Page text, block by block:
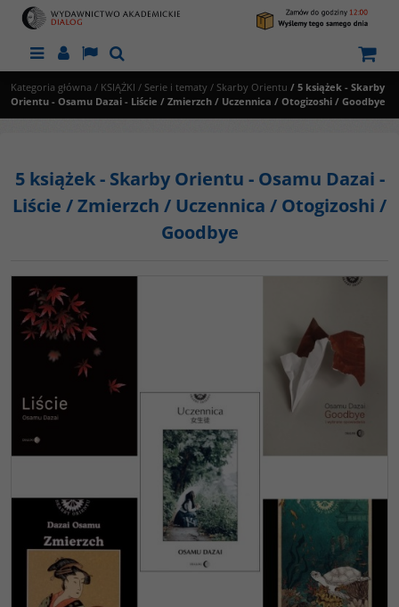
MenuPanelLangSzukaj
Kategoria główna / KSIĄŻKI / Serie i tematy / Skarby Orientu / 5 książek - Skarby
Orientu - Osamu Dazai - Liście / Zmierzch / Uczennica / Otogizoshi / Goodbye
5 książek - Skarby Orientu - Osamu Dazai -
Liście / Zmierzch / Uczennica / Otogizoshi /
Goodbye